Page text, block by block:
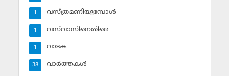
വസ്ത്രമണിയുമ്പോള്‍
1
വസ്‌വാസിനെതിരെ
1
വാടക
1
വാര്‍ത്തകള്‍
38